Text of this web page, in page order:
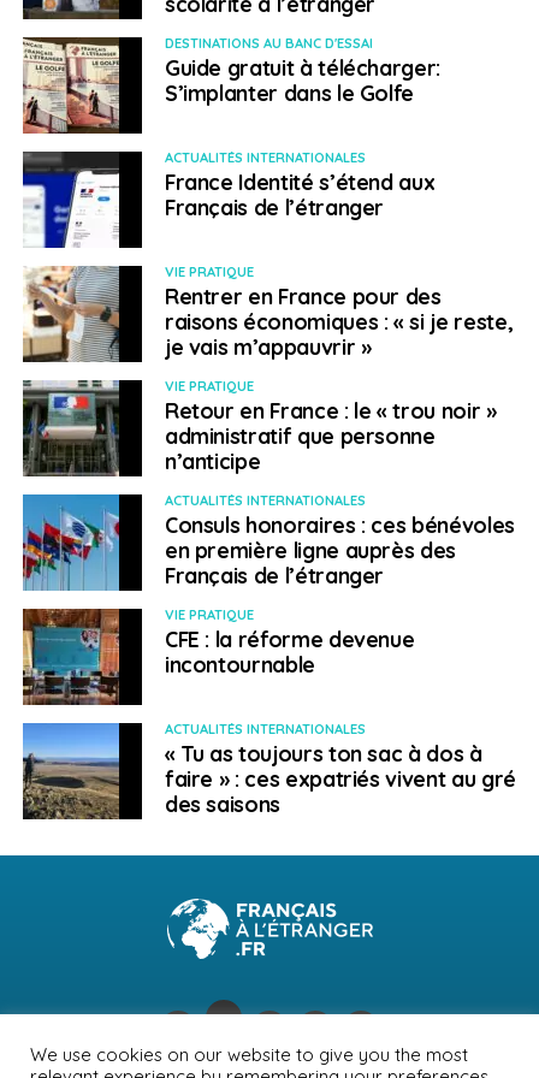
pas d’autre solution.”
Lui écrire : denis.coubronne@gmail.com
SUJETS ASSOCIÉS:
A SUIVRE
Les oubliés de la vallée de Katmandou
NE RATEZ PAS
Présidentielle américaine: le Texas va-t-il
basculer dans le camp démocrate?
Emmanuel Langlois
DESTINATIONS AU BANC D'ESSAI
Guide gratuit à télécharger:
S’implanter dans le Golfe
ACTUALITÉS INTERNATIONALES
France Identité s’étend aux
Français de l’étranger
VIE PRATIQUE
Rentrer en France pour des
raisons économiques : « si je reste,
je vais m’appauvrir »
VIE PRATIQUE
Retour en France : le « trou noir »
administratif que personne
n’anticipe
ACTUALITÉS INTERNATIONALES
Consuls honoraires : ces bénévoles
en première ligne auprès des
Français de l’étranger
VIE PRATIQUE
CFE : la réforme devenue
incontournable
ACTUALITÉS INTERNATIONALES
« Tu as toujours ton sac à dos à
faire » : ces expatriés vivent au gré
des saisons
We use cookies on our website to give you the most